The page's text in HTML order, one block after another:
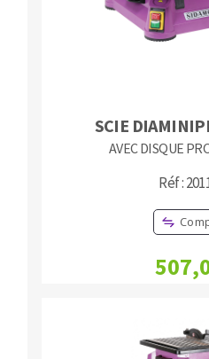
SCIE
AVEC DISQUE
Réf :